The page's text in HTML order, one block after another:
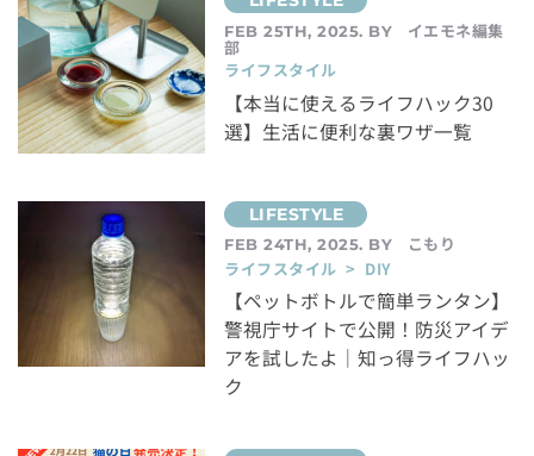
FEB 25TH, 2025. BY イエモネ編集
部
ライフスタイル
【本当に使えるライフハック30
選】生活に便利な裏ワザ一覧
FEB 24TH, 2025. BY
こもり
ライフスタイル > DIY
【ペットボトルで簡単ランタン】
警視庁サイトで公開！防災アイデ
アを試したよ｜知っ得ライフハッ
ク